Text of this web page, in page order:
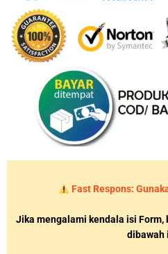
Fast Respons:
Jika mengalami kendala isi Form,
dibawah